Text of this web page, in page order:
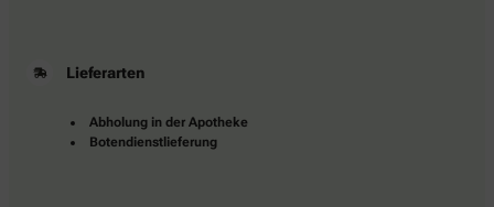
Lieferarten
Abholung in der Apotheke
Botendienstlieferung